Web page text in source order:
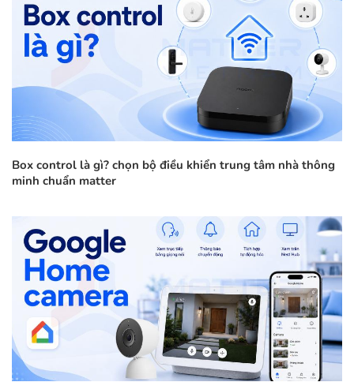
Box control là gì? chọn bộ điều khiển trung tâm nhà thông
minh chuẩn matter